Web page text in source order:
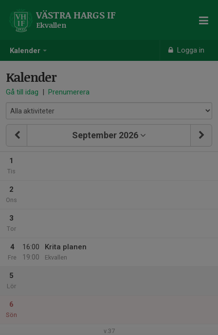
Kalender Logga in
VÄSTRA HARGS IF
Ekvallen
Kalender
Gå till idag | Prenumerera
September 2026
1
Tis
2
Ons
3
Tor
4
Fre
16:00
19:00
Krita planen
Ekvallen
5
Lör
6
Sön
v.37